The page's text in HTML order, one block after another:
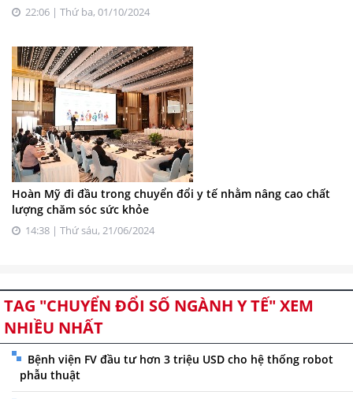
22:06 | Thứ ba, 01/10/2024
Hoàn Mỹ đi đầu trong chuyển đổi y tế nhằm nâng cao chất
lượng chăm sóc sức khỏe
14:38 | Thứ sáu, 21/06/2024
TAG "CHUYỂN ĐỔI SỐ NGÀNH Y TẾ" XEM
NHIỀU NHẤT
Bệnh viện FV đầu tư hơn 3 triệu USD cho hệ thống robot
phẫu thuật